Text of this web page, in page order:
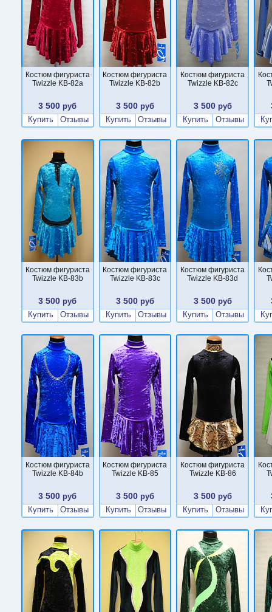
Костюм фигуриста
Twizzle KB-82a
3 500 руб
Купить
Отзывы
Костюм фигуриста
Twizzle KB-82b
3 500 руб
Купить
Отзывы
Костюм фигуриста
Twizzle KB-82c
3 500руб
Купить
Отзывы
Костюм фигуриста
Twizzle KB-83b
3 500 руб
Купить
Отзывы
Костюм фигуриста
Twizzle KB-83c
3 500 руб
Купить
Отзывы
Костюм фигуриста
Twizzle KB-83d
3 500руб
Купить
Отзывы
Костюм фигуриста
Twizzle KB-84b
3 500 руб
Купить
Отзывы
Костюм фигуриста
Twizzle KB-85
3 500 руб
Купить
Отзывы
Костюм фигуриста
Twizzle KB-86
3 500руб
Купить
Отзывы